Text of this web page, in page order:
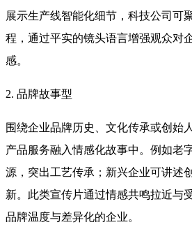
展示生产线智能化细节，科技公司可
程，通过平实的镜头语言增强观众对
感。
2. 品牌故事型
围绕企业品牌历史、文化传承或创始
产品服务融入情感化故事中。例如老
源，突出工艺传承；新兴企业可讲述
新。此类宣传片通过情感共鸣拉近与
品牌温度与差异化的企业。